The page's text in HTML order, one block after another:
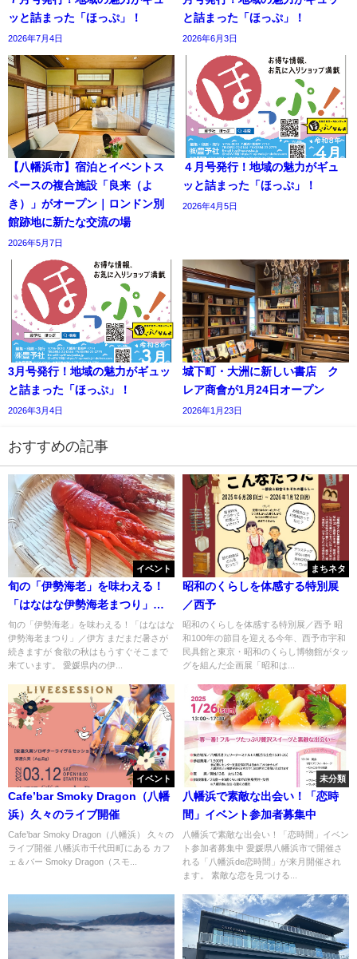
ッと詰まった「ほっぷ」！
2026年7月4日
と詰まった「ほっぷ」！
2026年6月3日
【八幡浜市】宿泊とイベントス
ペースの複合施設「良来（よ
き）」がオープン｜ロンドン別
館跡地に新たな交流の場
2026年5月7日
４月号発行！地域の魅力がギュ
ッと詰まった「ほっぷ」！
2026年4月5日
3月号発行！地域の魅力がギュッ
と詰まった「ほっぷ」！
2026年3月4日
城下町・大洲に新しい書店 ク
レア商會が1月24日オープン
2026年1月23日
おすすめの記事
イベント
旬の「伊勢海老」を味わえる！
「はなはな伊勢海老まつり」／
伊方
旬の「伊勢海老」を味わえる！「はなはな
伊勢海老まつり」／伊方 まだまだ暑さが
続きますが 食欲の秋はもうすぐそこまで
来ています。 愛媛県内の伊...
まちネタ
昭和のくらしを体感する特別展
／西予
昭和のくらしを体感する特別展／西予 昭
和100年の節目を迎える今年、西予市宇和
民具館と東京・昭和のくらし博物館がタッ
グを組んだ企画展「昭和は...
イベント
Cafe’bar Smoky Dragon（八幡
浜）久々のライブ開催
Cafe’bar Smoky Dragon（八幡浜） 久々の
ライブ開催 八幡浜市千代田町にある カフ
ェ＆バー Smoky Dragon（スモ...
未分類
八幡浜で素敵な出会い！「恋時
間」イベント参加者募集中
八幡浜で素敵な出会い！「恋時間」イベン
ト参加者募集中 愛媛県八幡浜市で開催さ
れる「八幡浜de恋時間」が来月開催され
ます。 素敵な恋を見つける...